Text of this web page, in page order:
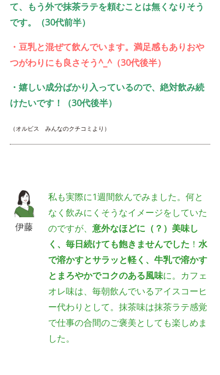
て、もう外で抹茶ラテを頼むことは無くなりそう
です。（30代前半）
・豆乳と混ぜて飲んでいます。満足感もありおや
つがわりにも良さそう^_^（30代後半）
・嬉しい成分ばかり入っているので、絶対飲み続
けたいです！（30代後半）
（オルビス みんなのクチコミより）
伊藤
私も実際に1週間飲んでみました。何と
なく飲みにくそうなイメージをしていた
のですが、意外なほどに（？）美味し
く、毎日続けても飽きませんでした ！水
で溶かすとサラッと軽く、牛乳で溶かす
とまろやかでコクのある風味に。カフェ
オレ味は、毎朝飲んでいるアイスコーヒ
ー代わりとして。抹茶味は抹茶ラテ感覚
で仕事の合間のご褒美としても楽しめま
した。